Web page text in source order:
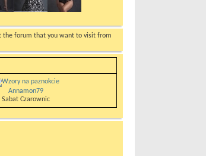
the forum that you want to visit from
Annamon79
Sabat Czarownic